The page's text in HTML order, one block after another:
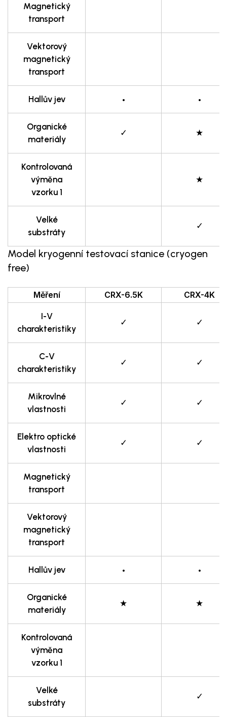
Magnetický
transport
Vektorový
magnetický
transport
Hallův jev • •
Organické
materiály
✓ ★
Kontrolovaná
výměna
vzorku 1
★
Velké
substráty
✓
Model kryogenní testovací stanice (cryogen
free)
Měření CRX-6.5K CRX-4K
I-V
charakteristiky
✓ ✓
C-V
charakteristiky
✓ ✓
Mikrovlné
vlastnosti
✓ ✓
Elektro optické
vlastnosti
✓ ✓
Magnetický
transport
Vektorový
magnetický
transport
Hallův jev • •
Organické
materiály
★ ★
Kontrolovaná
výměna
vzorku 1
Velké
substráty
✓